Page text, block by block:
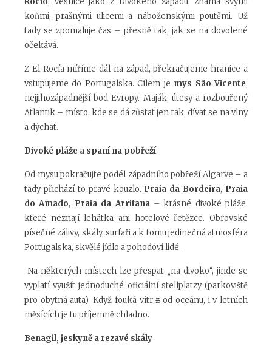
koňmi, prašnými ulicemi a náboženskými poutěmi. Už
tady se zpomaluje čas – přesně tak, jak se na dovolené
očekává.
Z El Rocía míříme dál na západ, překračujeme hranice a
vstupujeme do Portugalska. Cílem je mys São Vicente,
nejjihozápadnější bod Evropy. Maják, útesy a rozbouřený
Atlantik – místo, kde se dá zůstat jen tak, dívat se na vlny
a dýchat.
Divoké pláže a spaní na pobřeží
Od mysu pokračujte podél západního pobřeží Algarve – a
tady přichází to pravé kouzlo. Praia da Bordeira, Praia
do Amado, Praia da Arrifana– krásné divoké pláže,
které neznají lehátka ani hotelové řetězce. Obrovské
písečné zálivy, skály, surfaři a k tomu jedinečná atmosféra
Portugalska, skvělé jídlo a pohodoví lidé.
Na některých místech lze přespat „na divoko“, jinde se
vyplatí využít jednoduché oficiální stellplatzy (parkoviště
pro obytná auta). Když fouká vítrzod oceánu, i v letních
měsících je tu příjemně chladno.
Benagil, jeskyně a rezavé skály